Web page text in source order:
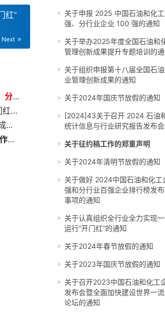
红”
Next
关于申报2026石油和化工企业销售收入前500家、分行业企业前100家的通知
关于认真组织全行业全力实现一季度经济运行“开门红”的通知
关于举办2025年度全国石油和化工企业 管理创新成果提升专题培训的通知
第十六届全国石油和化工企业管理创新成果申报工作正在进行中
关于申报 2025 中国石油和化
强、分行业企业 100 强的通知
关于举办2025年度全国石油和
管理创新成果提升专题培训的
关于组织申报第十八届全国石
业管理创新成果的通知
关于2024年国庆节放假的通知
[2024]43关于召开 2024 石油
统计信息与行业研究报告发布
关于征约稿工作的郑重声明
关于2024年清明节放假的通知
关于做好 2024中国石油和化
强和分行业百强企业排行榜发
事项的通知
关于认真组织全行业全力实现
运行“开门红”的通知
关于2024年春节放假的通知
关于2023年国庆节放假的通知
关于召开2023中国石油和化工
发布会暨全面加快建设世界一
论坛的通知